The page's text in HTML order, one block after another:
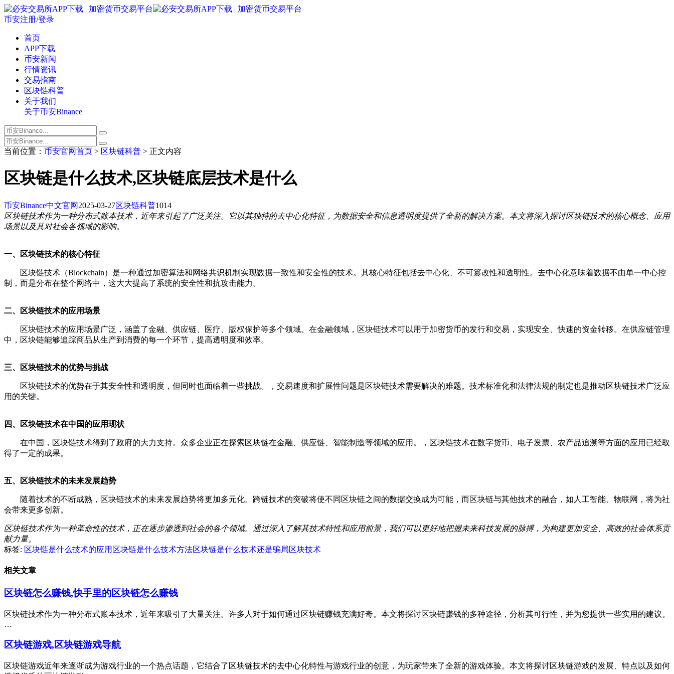
币安注册/登录
首页
APP下载
币安新闻
行情资讯
交易指南
区块链科普
关于我们
关于币安Binance
当前位置： 币安官网首页 > 区块链科普 > 正文内容
区块链是什么技术,区块链底层技术是什么
币安Binance中文官网 2025-03-27区块链科普1014
区块链技术作为一种分布式账本技术，近年来引起了广泛关注。它以其独特的去中心化特征，为数据安全和信息透明度提供了全新的解决方案。本文将深入探讨区块链技术的核心概念、应用
场景以及其对社会各领域的影响。
一、区块链技术的核心特征
区块链技术（Blockchain）是一种通过加密算法和网络共识机制实现数据一致性和安全性的技术。其核心特征包括去中心化、不可篡改性和透明性。去中心化意味着数据不由单一中心控
制，而是分布在整个网络中，这大大提高了系统的安全性和抗攻击能力。
二、区块链技术的应用场景
区块链技术的应用场景广泛，涵盖了金融、供应链、医疗、版权保护等多个领域。在金融领域，区块链技术可以用于加密货币的发行和交易，实现安全、快速的资金转移。在供应链管理
中，区块链能够追踪商品从生产到消费的每一个环节，提高透明度和效率。
三、区块链技术的优势与挑战
区块链技术的优势在于其安全性和透明度，但同时也面临着一些挑战。，交易速度和扩展性问题是区块链技术需要解决的难题。技术标准化和法律法规的制定也是推动区块链技术广泛应
用的关键。
四、区块链技术在中国的应用现状
在中国，区块链技术得到了政府的大力支持。众多企业正在探索区块链在金融、供应链、智能制造等领域的应用。，区块链技术在数字货币、电子发票、农产品追溯等方面的应用已经取
得了一定的成果。
五、区块链技术的未来发展趋势
随着技术的不断成熟，区块链技术的未来发展趋势将更加多元化。跨链技术的突破将使不同区块链之间的数据交换成为可能，而区块链与其他技术的融合，如人工智能、物联网，将为社
会带来更多创新。
区块链技术作为一种革命性的技术，正在逐步渗透到社会的各个领域。通过深入了解其技术特性和应用前景，我们可以更好地把握未来科技发展的脉搏，为构建更加安全、高效的社会体系贡
献力量。
标签: 区块链是什么技术的应用 区块链是什么技术方法区块链是什么技术还是骗局区块技术
相关文章
区块链怎么赚钱,快手里的区块链怎么赚钱
区块链技术作为一种分布式账本技术，近年来吸引了大量关注。许多人对于如何通过区块链赚钱充满好奇。本文将探讨区块链赚钱的多种途径，分析其可行性，并为您提供一些实用的建议。
…
区块链游戏,区块链游戏导航
区块链游戏近年来逐渐成为游戏行业的一个热点话题，它结合了区块链技术的去中心化特性与游戏行业的创意，为玩家带来了全新的游戏体验。本文将探讨区块链游戏的发展、特点以及如何